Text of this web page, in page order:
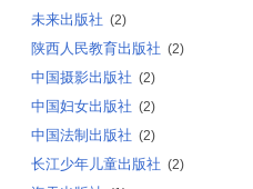
未来出版社 (2)
陕西人民教育出版社 (2)
中国摄影出版社 (2)
中国妇女出版社 (2)
中国法制出版社 (2)
长江少年儿童出版社 (2)